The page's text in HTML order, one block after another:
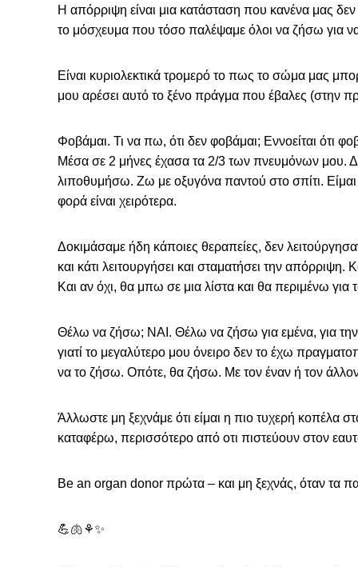
Η απόρριψη είναι μια κατάσταση που κανένα μας
το μόσχευμα που τόσο παλέψαμε όλοι να ζήσω για
Είναι κυριολεκτικά τρομερό το πως το σώμα μας
μου αρέσει αυτό το ξένο πράγμα που έβαλες (στην
Φοβάμαι. Τι να πω, ότι δεν φοβάμαι; Εννοείται ότι
Μέσα σε 2 μήνες έχασα τα 2/3 των πνευμόνων μου.
λιποθυμήσω. Ζω με οξυγόνα παντού στο σπίτι.
φορά είναι χειρότερα.
Δοκιμάσαμε ήδη κάποιες θεραπείες, δεν
και κάτι λειτουργήσει και σταματήσει την απόρριψη.
Και αν όχι, θα μπω σε μια λίστα και θα περιμένω
Θέλω να ζήσω; ΝΑΙ. Θέλω να ζήσω για εμένα, για την
γιατί το μεγαλύτερο μου όνειρο δεν το έχω
να το ζήσω. Οπότε, θα ζήσω. Με τον έναν ή τον
Άλλωστε μη ξεχνάμε ότι είμαι η πιο τυχερή
καταφέρω, περισσότερο από οτι πιστεύουν στον
Be an organ donor πρώτα – και μη ξεχνάς, όταν τα
💪🫁⚘️✨️